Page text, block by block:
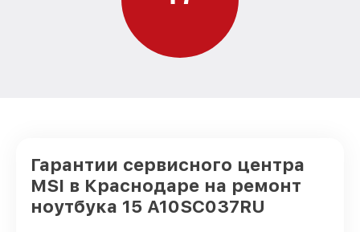
Гарантии сервисного центра
MSI в Краснодаре на ремонт
ноутбука 15 A10SC037RU